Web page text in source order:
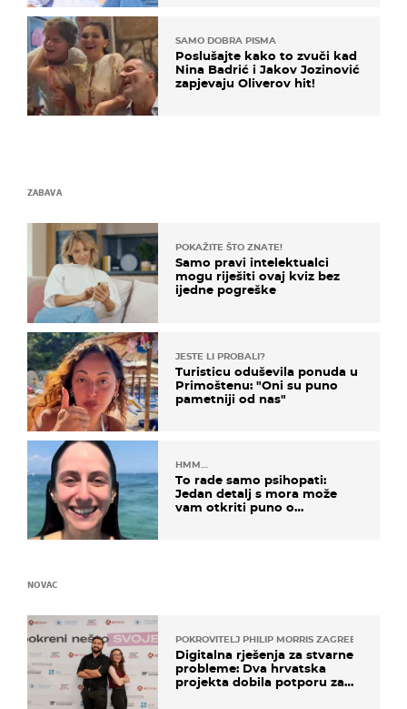
SAMO DOBRA PISMA
Poslušajte kako to zvuči kad
Nina Badrić i Jakov Jozinović
zapjevaju Oliverov hit!
ZABAVA
POKAŽITE ŠTO ZNATE!
Samo pravi intelektualci
mogu riješiti ovaj kviz bez
ijedne pogreške
JESTE LI PROBALI?
Turisticu oduševila ponuda u
Primoštenu: "Oni su puno
pametniji od nas"
HMM…
To rade samo psihopati:
Jedan detalj s mora može
vam otkriti puno o
NOVAC
POKROVITELJ PHILIP MORRIS ZAGREB
Digitalna rješenja za stvarne
probleme: Dva hrvatska
projekta dobila potporu za